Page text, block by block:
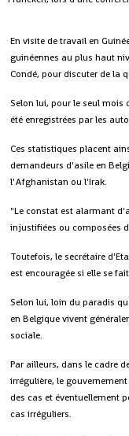
En visite de travail en
guinéennes au plus haut
Condé, pour discuter de la
Selon lui, pour le seul mois
été enregistrées par les
Ces statistiques placent
demandeurs d'asile en
l'Afghanistan ou l'Irak.
"Le constat est alarmant
injustifiées ou composées
Toutefois, le secrétaire
est encouragée si elle se
Selon lui, loin du paradis
en Belgique vivent
sociale.
Par ailleurs, dans le cadre
irrégulière, le
des cas et éventuellement
cas irréguliers.